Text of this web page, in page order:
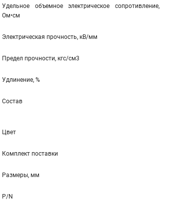
Удельное объемное электрическое сопротивление,
Ом•см
Электрическая прочность, кВ/мм
Предел прочности, кгс/см3
Удлинение, %
Состав
Цвет
Комплект поставки
Размеры, мм
P/N